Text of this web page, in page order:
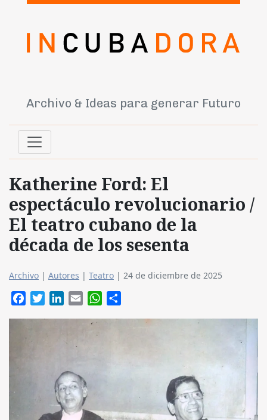
Archivo & Ideas para generar Futuro
Katherine Ford: El
espectáculo revolucionario /
El teatro cubano de la
década de los sesenta
Archivo | Autores | Teatro | 24 de diciembre de 2025
FacebookTwitterLinkedIn
Email WhatsApp